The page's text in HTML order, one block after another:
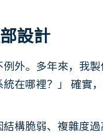
設計
外。多年來，我
在哪裡？」 確實
構脆弱、複雜度過